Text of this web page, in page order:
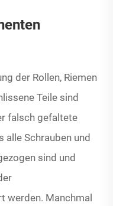
der Rollen, Riemen
Teile sind
falsch gefaltete
alle Schrauben und
sind und
werden. Manchmal